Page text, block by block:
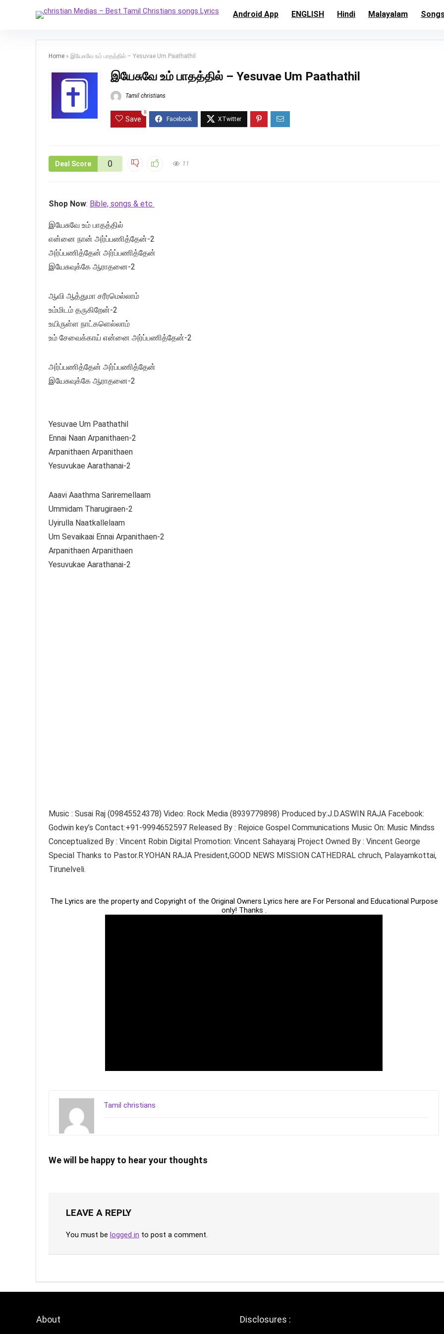
Android App ENGLISH Hindi Malayalam
Home » இயேசுவே உம் பாதத்தில் – Yesuvae Um Paathathil
இயேசுவே உம் பாதத்தில் – Yesuvae Um Paathathil
Tamil christians
Save
0
Deal Score 0 11
Shop Now: Bible, songs & etc
இயேசுவே உம் பாதத்தில்
என்னை நான் அர்ப்பணித்தேன்-2
அர்ப்பணித்தேன் அர்ப்பணித்தேன்
இயேசுவுக்கே ஆராதனை-2
ஆவி ஆத்துமா சரீரமெல்லாம்
உம்மிடம் தருகிறேன்-2
உயிருள்ள நாட்களெல்லாம்
உம் சேவைக்காய் என்னை அர்ப்பணித்தேன்-2
அர்ப்பணித்தேன் அர்ப்பணித்தேன்
இயேசுவுக்கே ஆராதனை-2
Yesuvae Um Paathathil
Ennai Naan Arpanithaen-2
Arpanithaen Arpanithaen
Yesuvukae Aarathanai-2
Aaavi Aaathma Sariremellaam
Ummidam Tharugiraen-2
Uyirulla Naatkallelaam
Um Sevaikaai Ennai Arpanithaen-2
Arpanithaen Arpanithaen
Yesuvukae Aarathanai-2
Music : Susai Raj (09845524378) Video: Rock Media (8939779898) Produced by:J.D.ASWIN RAJA Facebook:
Godwin key’s Contact:+91-9994652597 Released By : Rejoice Gospel Communications Music On: Music Mindss
Conceptualized By : Vincent Robin Digital Promotion: Vincent Sahayaraj Project Owned By : Vincent George
Special Thanks to Pastor.R.YOHAN RAJA President,GOOD NEWS MISSION CATHEDRAL chruch, Palayamkottai,
Tirunelveli.
The Lyrics are the property and Copyright of the Original Owners Lyrics here are For Personal and Educational Purpose
only! Thanks .
Tamil christians
We will be happy to hear your thoughts
LEAVE A REPLY
You must be logged in to post a comment.
About Disclosures :